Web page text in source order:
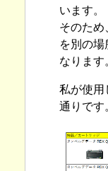
います。
そのため
を別の
なります
私が使用
通りです